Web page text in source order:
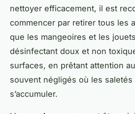
nettoyer efficacement, il est
commencer par retirer tous les
que les mangeoires et les
désinfectant doux et non
surfaces, en prêtant attention
souvent négligés où les
s’accumuler.